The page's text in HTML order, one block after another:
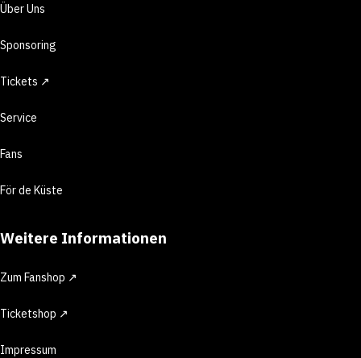
Über Uns
Sponsoring
Tickets ↗
Service
Fans
För de Küste
Weitere Informationen
Zum Fanshop ↗
Ticketshop ↗
Impressum